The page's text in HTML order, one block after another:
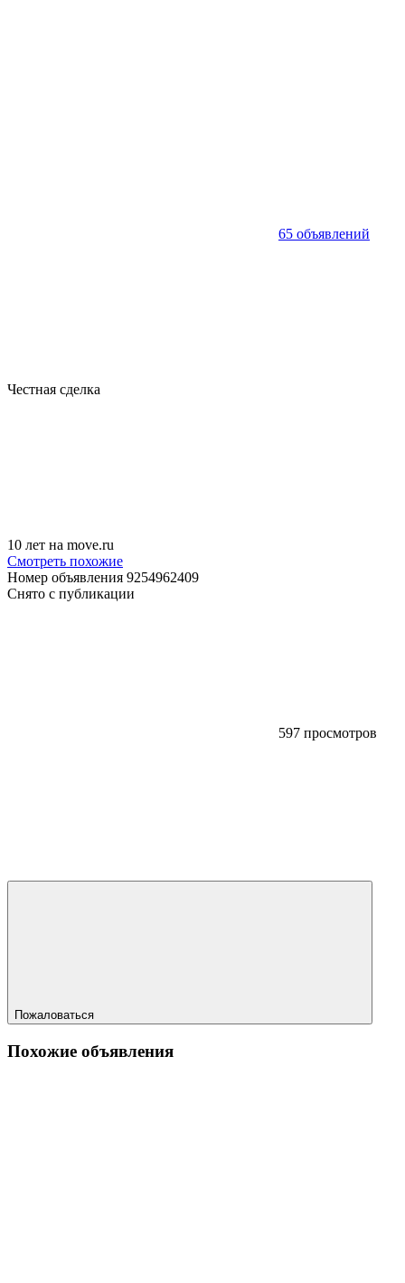
65 объявлений
Честная сделка
10 лет на move.ru
Смотреть похожие
Номер объявления 9254962409
Снято с публикации
597 просмотров
Пожаловаться
Похожие объявления